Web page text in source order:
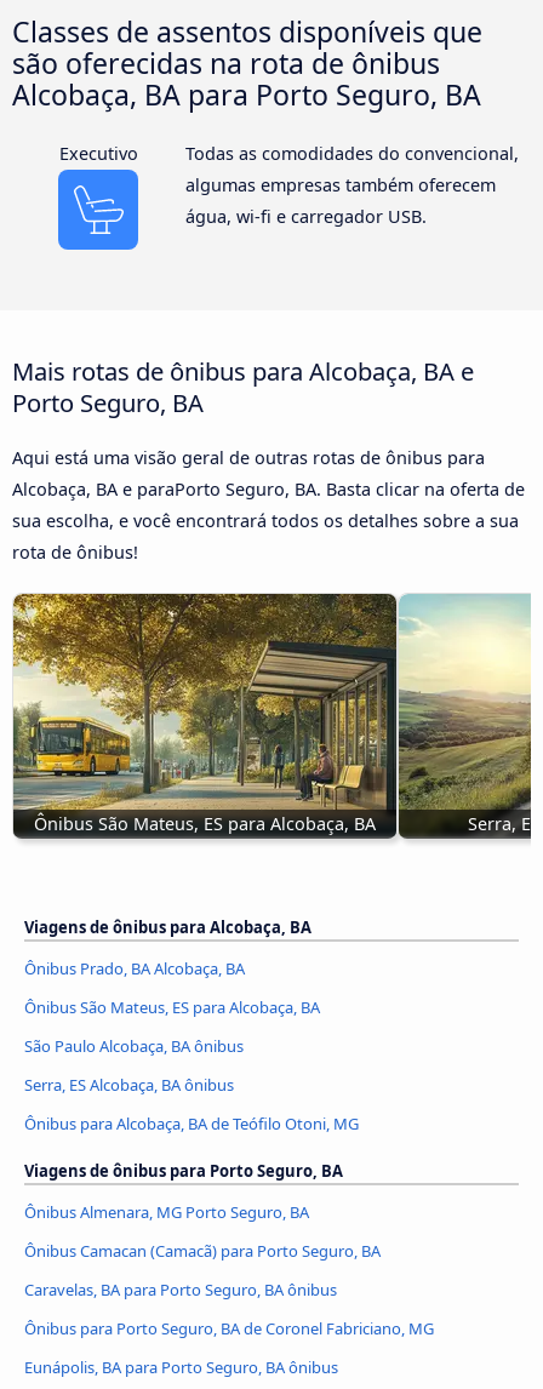
Classes de assentos disponíveis que
são oferecidas na rota de ônibus
Alcobaça, BA para Porto Seguro, BA
Executivo
Todas as comodidades do convencional,
algumas empresas também oferecem
água, wi-fi e carregador USB.
Mais rotas de ônibus para Alcobaça, BA e
Porto Seguro, BA
Aqui está uma visão geral de outras rotas de ônibus para
Alcobaça, BA e paraPorto Seguro, BA. Basta clicar na oferta de
sua escolha, e você encontrará todos os detalhes sobre a sua
rota de ônibus!
Ônibus São Mateus, ES para Alcobaça, BA Serra,
Viagens de ônibus para Alcobaça, BA
Ônibus Prado, BA Alcobaça, BA
Ônibus São Mateus, ES para Alcobaça, BA
São Paulo Alcobaça, BA ônibus
Serra, ES Alcobaça, BA ônibus
Ônibus para Alcobaça, BA de Teófilo Otoni, MG
Viagens de ônibus para Porto Seguro, BA
Ônibus Almenara, MG Porto Seguro, BA
Ônibus Camacan (Camacã) para Porto Seguro, BA
Caravelas, BA para Porto Seguro, BA ônibus
Ônibus para Porto Seguro, BA de Coronel Fabriciano, MG
Eunápolis, BA para Porto Seguro, BA ônibus